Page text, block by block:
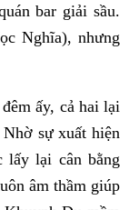
bar giải sầu.
Nghĩa), nhưng
ấy, cả hai lại
sự xuất hiện
lấy lại cân bằng
âm thầm giúp